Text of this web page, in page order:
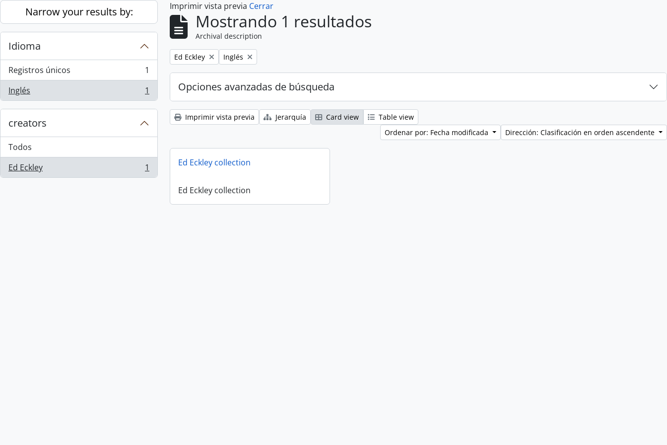
Skip to main content
Narrow your results by:
Idioma
Registros únicos
, 1 resultados
1
Inglés
, 1 resultados 1
creators
Todos
Ed Eckley
, 1 resultados 1
Imprimir vista previa Cerrar
Mostrando 1 resultados
Archival description
Remove filter:
Ed Eckley Remove filter:
Inglés
Opciones avanzadas de búsqueda
Imprimir vista previa Jerarquía Card view
Table view
Ordenar por: Fecha modificada
Dirección: Clasificación en orden ascendente
Ed Eckley collection
Ed Eckley collection